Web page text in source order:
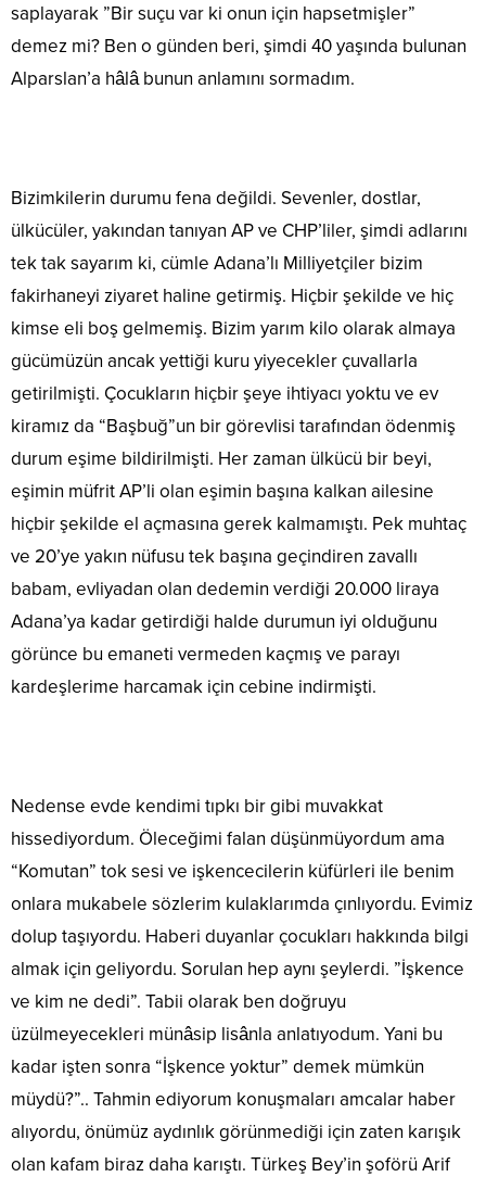
saplayarak ”Bir suçu var ki onun için hapsetmişler”
demez mi? Ben o günden beri, şimdi 40 yaşında bulunan
Alparslan’a hâlâ bunun anlamını sormadım.
Bizimkilerin durumu fena değildi. Sevenler, dostlar,
ülkücüler, yakından tanıyan AP ve CHP’liler, şimdi adlarını
tek tak sayarım ki, cümle Adana’lı Milliyetçiler bizim
fakirhaneyi ziyaret haline getirmiş. Hiçbir şekilde ve hiç
kimse eli boş gelmemiş. Bizim yarım kilo olarak almaya
gücümüzün ancak yettiği kuru yiyecekler çuvallarla
getirilmişti. Çocukların hiçbir şeye ihtiyacı yoktu ve ev
kiramız da “Başbuğ”un bir görevlisi tarafından ödenmiş
durum eşime bildirilmişti. Her zaman ülkücü bir beyi,
eşimin müfrit AP’li olan eşimin başına kalkan ailesine
hiçbir şekilde el açmasına gerek kalmamıştı. Pek muhtaç
ve 20’ye yakın nüfusu tek başına geçindiren zavallı
babam, evliyadan olan dedemin verdiği 20.000 liraya
Adana’ya kadar getirdiği halde durumun iyi olduğunu
görünce bu emaneti vermeden kaçmış ve parayı
kardeşlerime harcamak için cebine indirmişti.
Nedense evde kendimi tıpkı bir gibi muvakkat
hissediyordum. Öleceğimi falan düşünmüyordum ama
“Komutan” tok sesi ve işkencecilerin küfürleri ile benim
onlara mukabele sözlerim kulaklarımda çınlıyordu. Evimiz
dolup taşıyordu. Haberi duyanlar çocukları hakkında bilgi
almak için geliyordu. Sorulan hep aynı şeylerdi. ”İşkence
ve kim ne dedi”. Tabii olarak ben doğruyu
üzülmeyecekleri münâsip lisânla anlatıyodum. Yani bu
kadar işten sonra “İşkence yoktur” demek mümkün
müydü?”.. Tahmin ediyorum konuşmaları amcalar haber
alıyordu, önümüz aydınlık görünmediği için zaten karışık
olan kafam biraz daha karıştı. Türkeş Bey’in şoförü Arif